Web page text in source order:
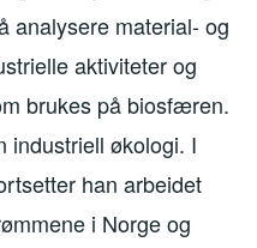
analysere material- og
aktiviteter og
brukes på biosfæren.
industriell økologi. I
han arbeidet
i Norge og